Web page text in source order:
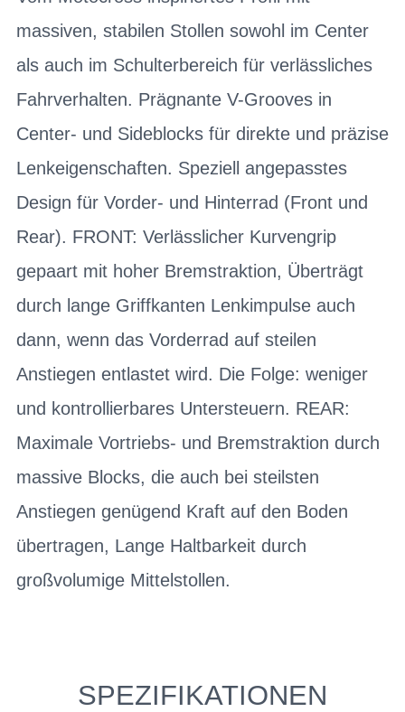
massiven, stabilen Stollen sowohl im Center
als auch im Schulterbereich für verlässliches
Fahrverhalten. Prägnante V-Grooves in
Center- und Sideblocks für direkte und präzise
Lenkeigenschaften. Speziell angepasstes
Design für Vorder- und Hinterrad (Front und
Rear). FRONT: Verlässlicher Kurvengrip
gepaart mit hoher Bremstraktion, Überträgt
durch lange Griffkanten Lenkimpulse auch
dann, wenn das Vorderrad auf steilen
Anstiegen entlastet wird. Die Folge: weniger
und kontrollierbares Untersteuern. REAR:
Maximale Vortriebs- und Bremstraktion durch
massive Blocks, die auch bei steilsten
Anstiegen genügend Kraft auf den Boden
übertragen, Lange Haltbarkeit durch
großvolumige Mittelstollen.
SPEZIFIKATIONEN